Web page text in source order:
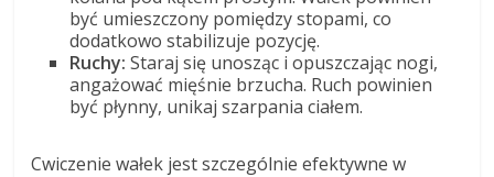
być umieszczony pomiędzy stopami, co
dodatkowo stabilizuje pozycję.
Ruchy: Staraj się unosząc i opuszczając nogi,
angażować mięśnie brzucha. Ruch powinien
być płynny, unikaj szarpania ciałem.
Cwiczenie wałek jest szczególnie efektywne w